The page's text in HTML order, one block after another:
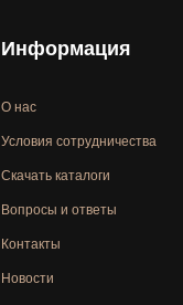
Информация
О нас
Условия сотрудничества
Скачать каталоги
Вопросы и ответы
Контакты
Новости